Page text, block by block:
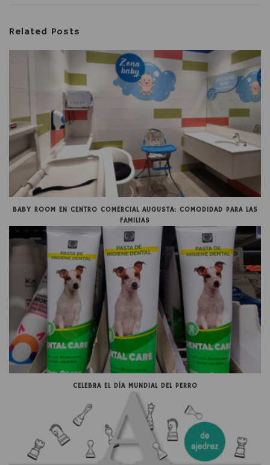
Related Posts
BABY ROOM EN CENTRO COMERCIAL AUGUSTA: COMODIDAD PARA LAS
FAMILIAS
CELEBRA EL DÍA MUNDIAL DEL PERRO